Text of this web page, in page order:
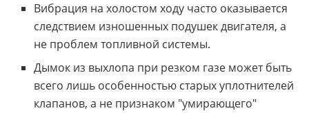
Вибрация на холостом ходу часто оказывается
следствием изношенных подушек двигателя, а
не проблем топливной системы.
Дымок из выхлопа при резком газе может быть
всего лишь особенностью старых уплотнителей
клапанов, а не признаком "умирающего"